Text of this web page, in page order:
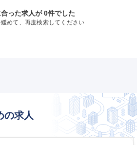
った求人が 0件でした
めて、再度検索してください
の求人